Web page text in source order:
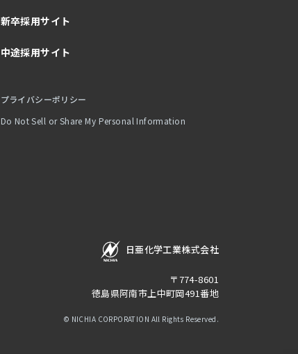
新卒採用サイト
中途採用サイト
プライバシーポリシー
Do Not Sell or Share My Personal Information
日亜化学工業株式会社
〒774-8601
徳島県阿南市上中町岡491番地
© NICHIA CORPORATION All Rights Reserved.